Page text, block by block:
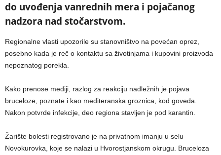
do uvođenja vanrednih mera i pojačanog
nadzora nad stočarstvom.
Regionalne vlasti upozorile su stanovništvo na povećan oprez,
posebno kada je reč o kontaktu sa životinjama i kupovini proizvoda
nepoznatog porekla.
Kako prenose mediji, razlog za reakciju nadležnih je pojava
bruceloze, poznate i kao mediteranska groznica, kod goveda.
Nakon potvrde infekcije, deo regiona stavljen je pod karantin.
Žarište bolesti registrovano je na privatnom imanju u selu
Novokurovka, koje se nalazi u Hvorostjanskom okrugu. Bruceloza